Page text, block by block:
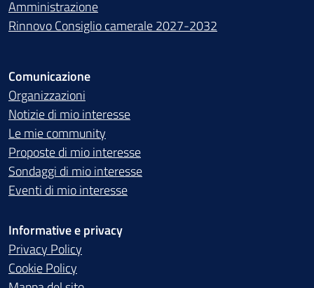
Amministrazione
Rinnovo Consiglio camerale 2027-2032
Comunicazione
Organizzazioni
Notizie di mio interesse
Le mie community
Proposte di mio interesse
Sondaggi di mio interesse
Eventi di mio interesse
Informative e privacy
Privacy Policy
Cookie Policy